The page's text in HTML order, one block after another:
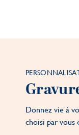
Donnez vie à
choisi par vous